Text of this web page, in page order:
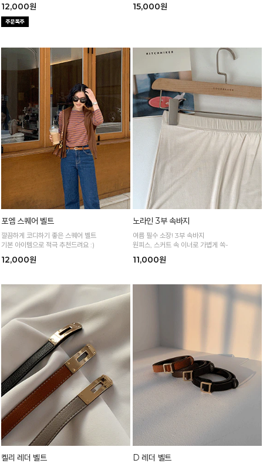
12,000원 15,000원
포엠 스퀘어 벨트
깔끔하게 코디하기 좋은 스퀘어 벨트
기본 아이템으로 적극 추천드려요 :)
12,000원
노라인 3부 속바지
여름 필수 소장! 3부 속바지
원피스, 스커트 속 이너로 가볍게 쏙-
11,000원
켈리 레더 벨트 D 레더 벨트